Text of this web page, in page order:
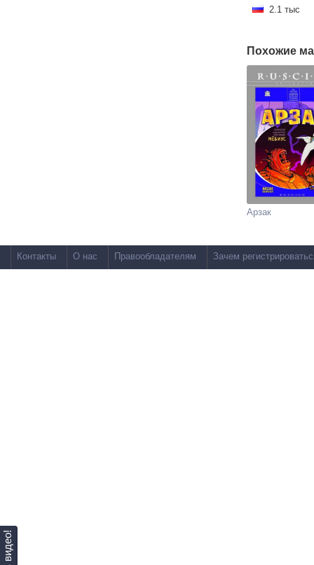
2.1 тыс
Похожие
Арзак
Контакты О нас Правообладателям Зачем